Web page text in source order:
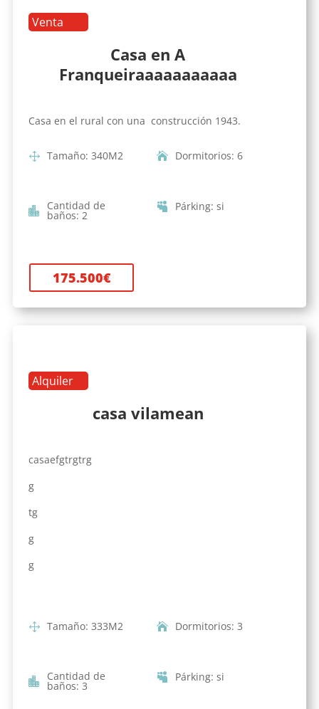
Venta
Casa en A
Franqueiraaaaaaaaaaa
Casa en el rural con una construcción 1943.
Tamaño: 340M2 Dormitorios: 6
Cantidad de
baños: 2
Párking: si
175.500€
Alquiler
casa vilamean
casaefgtrgtrg
g
tg
g
g
Tamaño: 333M2 Dormitorios: 3
Cantidad de
baños: 3
Párking: si